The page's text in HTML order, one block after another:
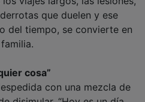
que duelen y ese
del tiempo, se convierte en
con una mezcla de
disimular. “Hoy es un día